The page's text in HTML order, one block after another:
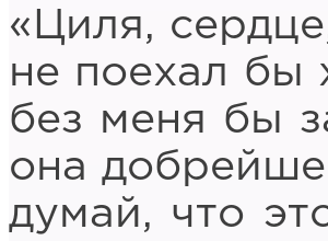
«Циля,
не поехал бы
без меня бы
она
думай, что